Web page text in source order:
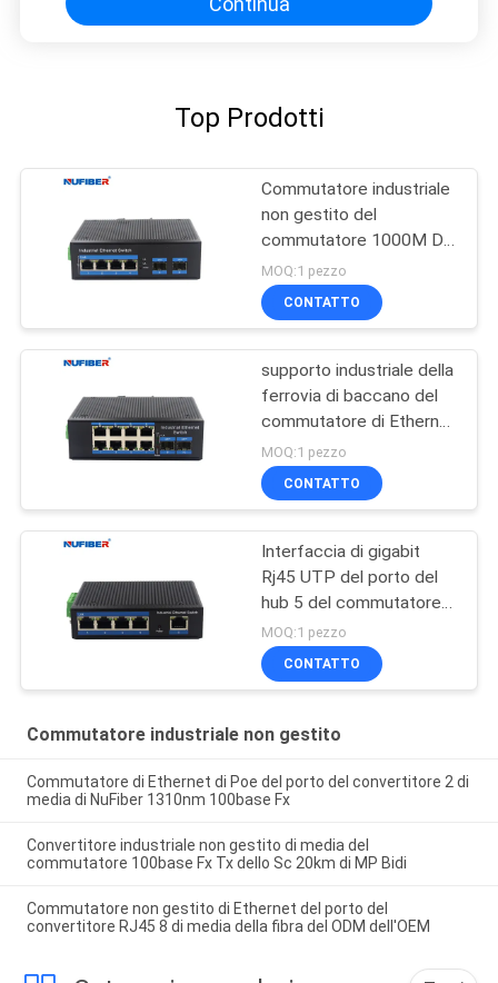
Top Prodotti
Commutatore industriale
non gestito del
commutatore 1000M Din
Rail Ethernet di
protezione contro il
fulmine
MOQ:1 pezzo
CONTATTO
supporto industriale della
ferrovia di baccano del
commutatore di Ethernet
del commutatore
industriale non gestito
8port
MOQ:1 pezzo
CONTATTO
Interfaccia di gigabit
Rj45 UTP del porto del
hub 5 del commutatore
di rete del supporto della
ferrovia di baccano IP40
MOQ:1 pezzo
CONTATTO
Commutatore industriale non gestito
Commutatore di Ethernet di Poe del porto del convertitore 2 di
media di NuFiber 1310nm 100base Fx
Convertitore industriale non gestito di media del
commutatore 100base Fx Tx dello Sc 20km di MP Bidi
Commutatore non gestito di Ethernet del porto del
convertitore RJ45 8 di media della fibra del ODM dell'OEM